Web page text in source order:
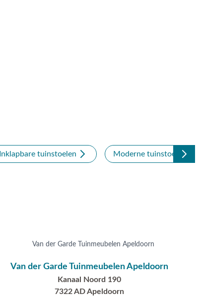
Inklapbare tuinstoelen Moderne tuinstoelen
Van der Garde Tuinmeubelen Apeldoorn
Kanaal Noord 190
7322 AD Apeldoorn